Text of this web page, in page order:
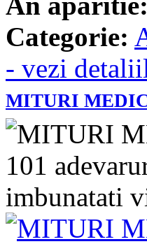
Categorie:
- vezi
MITURI